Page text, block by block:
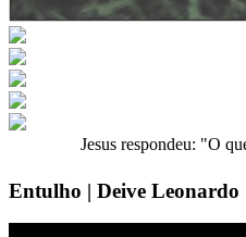
Jesus respondeu: "O que é
Entulho | Deive Leonardo